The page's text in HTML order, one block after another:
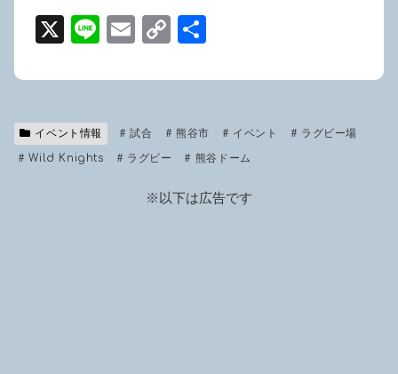
X
Li
e
E
ail
C
p
Li
n
k
イベント情報 試合 熊谷市 イベント
ラグビー場
Wild Knights
ラグビー 熊谷ドーム
※以下は広告です